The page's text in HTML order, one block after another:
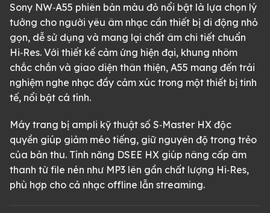
Sony NW‑A55 phiên bản màu đỏ nổi bật là lựa chọn lý
tưởng cho người yêu âm nhạc cần thiết bị di động nhỏ
gọn, dễ sử dụng và mang lại chất âm chi tiết chuẩn
Hi‑Res. Với thiết kế cảm ứng hiện đại, khung nhôm
chắc chắn và giao diện thân thiện, A55 mang đến trải
nghiệm nghe nhạc đầy cảm xúc trong một thiết bị tinh
tế, nổi bật cá tính.
Máy trang bị ampli kỹ thuật số S‑Master HX độc
quyền giúp giảm méo tiếng, giữ nguyên độ trong trẻo
của bản thu. Tính năng DSEE HX giúp nâng cấp âm
thanh từ file nén như MP3 lên gần chất lượng Hi‑Res,
phù hợp cho cả nhạc offline lẫn streaming.